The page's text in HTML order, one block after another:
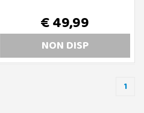
€ 49,99
NON DISP
1